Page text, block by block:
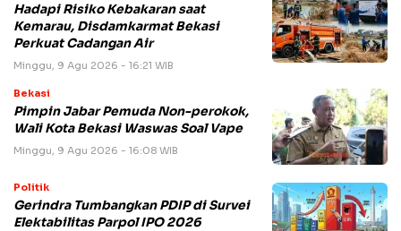
Hadapi Risiko Kebakaran saat
Kemarau, Disdamkarmat Bekasi
Perkuat Cadangan Air
Minggu, 9 Agu 2026 - 16:21 WIB
Bekasi
Pimpin Jabar Pemuda Non-perokok,
Wali Kota Bekasi Waswas Soal Vape
Minggu, 9 Agu 2026 - 16:08 WIB
Politik
Gerindra Tumbangkan PDIP di Survei
Elektabilitas Parpol IPO 2026